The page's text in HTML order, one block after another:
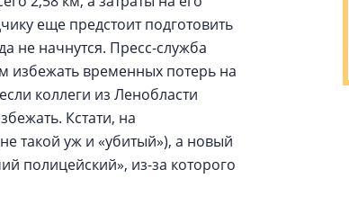
еще предстоит подготовить
не начнутся. Пресс-служба
избежать временных потерь на
коллеги из Ленобласти
Кстати, на
такой уж и «убитый»), а новый
полицейский», из-за которого
Свинолобов, Александр Кравцов,
Кирилл Кудинов и др.